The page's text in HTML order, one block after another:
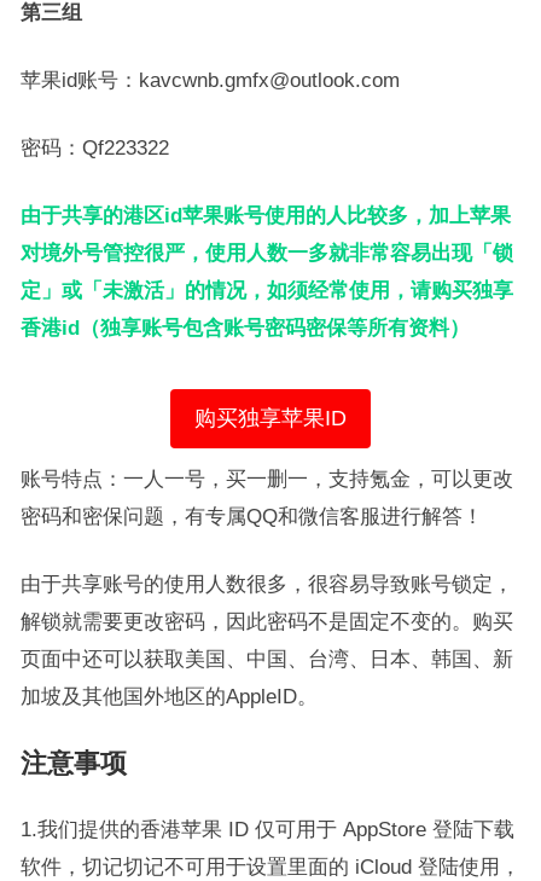
第三组
苹果id账号：kavcwnb.gmfx@outlook.com
密码：Qf223322
由于共享的港区id苹果账号使用的人比较多，加上苹果
对境外号管控很严，使用人数一多就非常容易出现「锁
定」或「未激活」的情况，如须经常使用，请购买独享
香港id（独享账号包含账号密码密保等所有资料）
购买独享苹果ID
账号特点：一人一号，买一删一，支持氪金，可以更改
密码和密保问题，有专属QQ和微信客服进行解答！
由于共享账号的使用人数很多，很容易导致账号锁定，
解锁就需要更改密码，因此密码不是固定不变的。购买
页面中还可以获取美国、中国、台湾、日本、韩国、新
加坡及其他国外地区的AppleID。
注意事项
1.我们提供的香港苹果 ID 仅可用于 AppStore 登陆下载
软件，切记切记不可用于设置里面的 iCloud 登陆使用，